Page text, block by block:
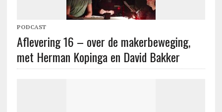
PODCAST
Aflevering 16 – over de makerbeweging,
met Herman Kopinga en David Bakker